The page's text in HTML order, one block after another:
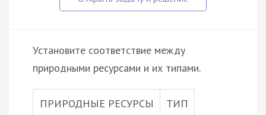
Установите соответствие между
природными ресурсами и их типами.
ПРИРОДНЫЕ РЕСУРСЫ ТИП